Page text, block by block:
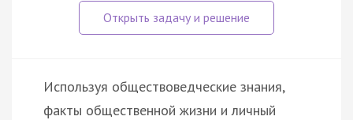
Используя обществоведческие знания,
факты общественной жизни и личный